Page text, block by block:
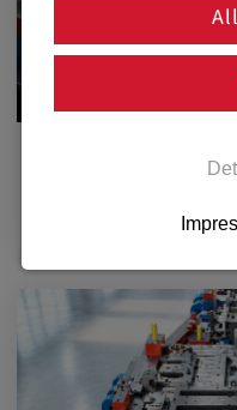
Notwendige
grundlegende
einwandfreie
erforderlich.